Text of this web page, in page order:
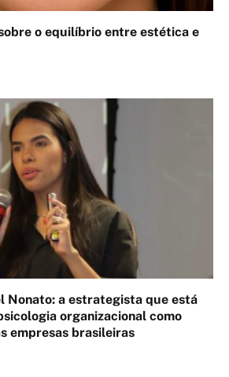
o equilíbrio entre estética e
Nonato: a estrategista que está
organizacional como
empresas brasileiras